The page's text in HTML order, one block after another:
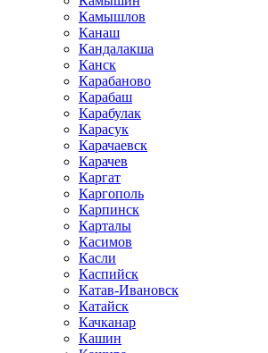
Камышлов
Канаш
Кандалакша
Канск
Карабаново
Карабаш
Карабулак
Карасук
Карачаевск
Карачев
Каргат
Каргополь
Карпинск
Карталы
Касимов
Касли
Каспийск
Катав-Ивановск
Катайск
Качканар
Кашин